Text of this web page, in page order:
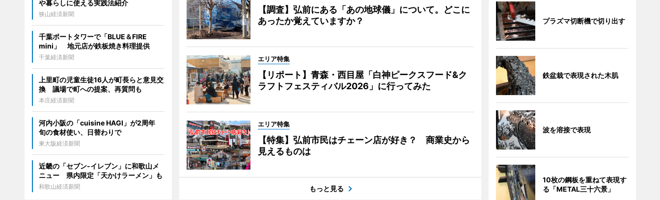
【調査】弘前にある「あの地球儀」について。どこに
あったか覚えていますか？
エリア特集
【リポート】青森・西目屋「白神ピークスフード&ク
ラフトフェスティバル2026」に行ってみた
エリア特集
【特集】弘前市民はチェーン店が好き？ 商業史から
見えるものは
もっと見る
や暮らしに使える実践法紹介
狭山経済新聞
千葉ポートタワーで「BLUE＆FIRE
mini」 地元店が鉄板焼き料理提供
千葉経済新聞
上里町の児童生徒16人が町長らと意見交
換 議場で町への提案、再質問も
本庄経済新聞
河内小阪の「cuisine HAGI」が2周年
旬の食材使い、日替わりで
東大阪経済新聞
近畿の「セブン-イレブン」に和歌山メ
ニュー 県内限定「天かけラーメン」も
和歌山経済新聞
プラズマ切断機で切り出す
鉄盆栽で表現された木肌
波を溶接で表現
10枚の鋼板を重ねて表現す
る「METAL三十六景」